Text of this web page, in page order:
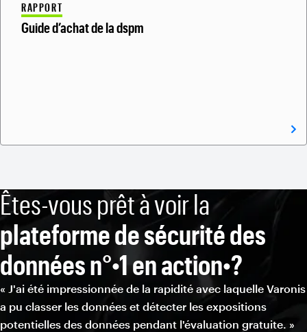
RAPPORT
Guide d’achat de la dspm
Êtes-vous prêt à voir la
plateforme de sécurité des
données n°•1 en action•?
« J'ai été impressionnée de la rapidité avec laquelle Varonis
a pu classer les données et détecter les expositions
potentielles des données pendant l'évaluation gratuite. »